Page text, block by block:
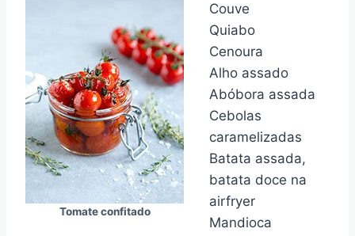
Tomate confitado
Couve
Quiabo
Cenoura
Alho assado
Abóbora assada
Cebolas
caramelizadas
Batata assada,
batata doce na
airfryer
Mandioca